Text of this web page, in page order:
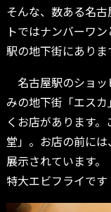
そんな、数ある名
トではナンバーワ
駅の地下街にありま
名古屋駅のショッ
みの地下街「エスカ
くお店があります
堂」。お店の前に
展示されています
特大エビフライです